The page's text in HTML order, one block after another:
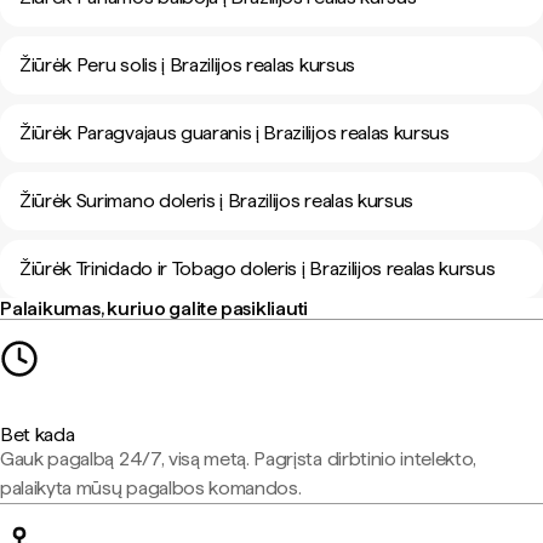
Žiūrėk Peru solis į Brazilijos realas kursus
Žiūrėk Paragvajaus guaranis į Brazilijos realas kursus
Žiūrėk Surimano doleris į Brazilijos realas kursus
Žiūrėk Trinidado ir Tobago doleris į Brazilijos realas kursus
Palaikumas, kuriuo galite pasikliauti
Bet kada
Gauk pagalbą 24/7, visą metą. Pagrįsta dirbtinio intelekto,
palaikyta mūsų pagalbos komandos.